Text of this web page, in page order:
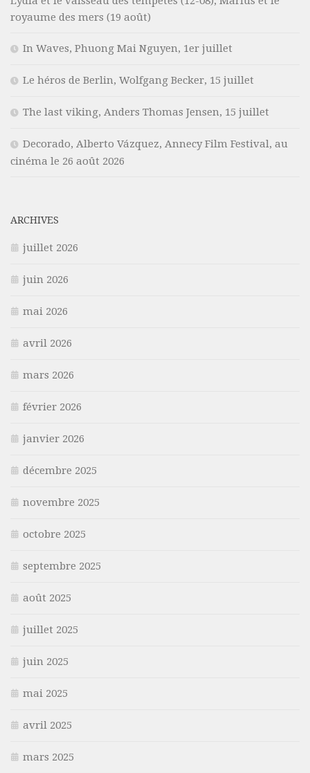
royaume des mers (19 août)
In Waves, Phuong Mai Nguyen, 1er juillet
Le héros de Berlin, Wolfgang Becker, 15 juillet
The last viking, Anders Thomas Jensen, 15 juillet
Decorado, Alberto Vázquez, Annecy Film Festival, au
cinéma le 26 août 2026
ARCHIVES
juillet 2026
juin 2026
mai 2026
avril 2026
mars 2026
février 2026
janvier 2026
décembre 2025
novembre 2025
octobre 2025
septembre 2025
août 2025
juillet 2025
juin 2025
mai 2025
avril 2025
mars 2025